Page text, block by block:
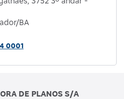
BA
0001
DE PLANOS S/A